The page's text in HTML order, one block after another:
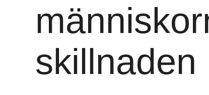
skillnaden